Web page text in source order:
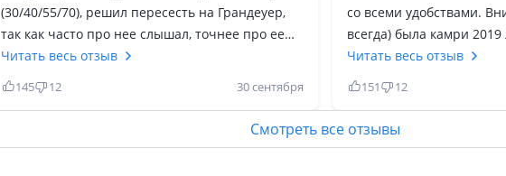
(30/40/55/70), решил пересесть на Грандеуер,
так как часто про нее слышал, точнее про ее
комфорт. Да, машина действительно отличная
во всех смыслах этого слова, однозначно лучше
чем Камри (не в обиду владельцам Камри) она
тоже неплохая, но через чур переоцененная.
Читать весь отзыв
145 12 30 сентября
со всеми удобствами.
всегда) была камри
маневренная чем эта но
авалона, 2х стекла,
круче, а салон вообще
Читать весь отзыв
151 12
Смотреть все отзывы